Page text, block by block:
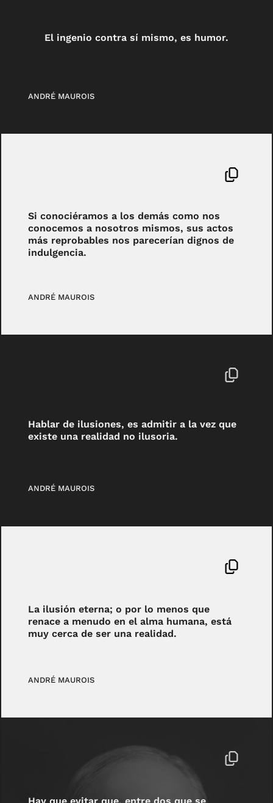
El ingenio contra sí mismo, es humor.
ANDRÉ MAUROIS
Si conociéramos a los demás como nos
conocemos a nosotros mismos, sus actos
más reprobables nos parecerían dignos de
indulgencia.
ANDRÉ MAUROIS
Hablar de ilusiones, es admitir a la vez que
existe una realidad no ilusoria.
ANDRÉ MAUROIS
La ilusión eterna; o por lo menos que
renace a menudo en el alma humana, está
muy cerca de ser una realidad.
ANDRÉ MAUROIS